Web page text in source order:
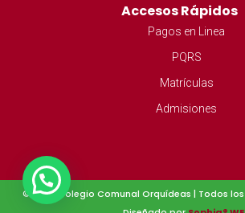
Accesos Rápidos
Pagos en Linea
PQRS
Matrículas
Admisiones
© 2023 Colegio Comunal Orquídeas | Todos